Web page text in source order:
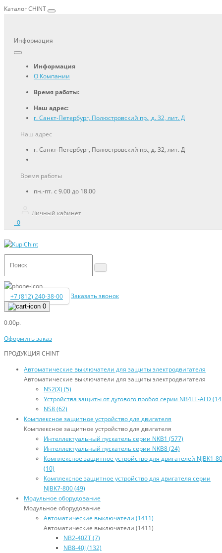
Каталог CHINT
Информация
Информация
О Компании
Время работы:
Наш адрес:
г. Санкт-Петербург, Полюстровский пр., д. 32, лит. Д
Наш адрес
г. Санкт-Петербург, Полюстровский пр., д. 32, лит. Д
Время работы
пн.-пт. с 9.00 до 18.00
Личный кабинет
0
+7 (812) 240-38-00 Заказать звонок
0
0.00р.
Оформить заказ
ПРОДУКЦИЯ CHINT
Автоматические выключатели для защиты электродвигателя
Автоматические выключатели для защиты электродвигателя
NS2(X) (5)
Устройства защиты от дугового пробоя серии NB4LE-AFD
NS8 (62)
Комплексное защитное устройство для двигателя
Комплексное защитное устройство для двигателя
Интеллектуальный пускатель серии NKB1 (577)
Интеллектуальный пускатель серии NKB8 (24)
Комплексное защитное устройство для двигателей NJBK1-80
(10)
Комплексное защитное устройство для двигателя серии
NJBK7-800 (49)
Модульное оборудование
Модульное оборудование
Автоматические выключатели (1411)
Автоматические выключатели (1411)
NB2-40ZT (7)
NB8-40J (132)